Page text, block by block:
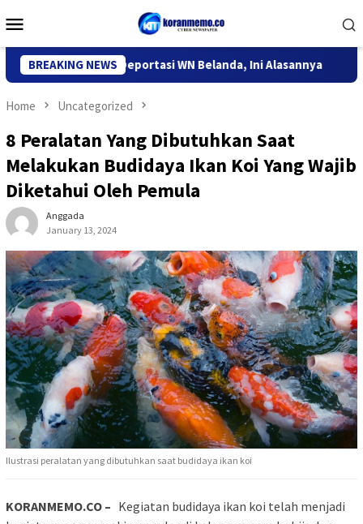
to
Menu
BREAKING NEWS
Kediri Deportasi WN Belanda, Ini Alasannya 9 Desa
Home Uncategorized
8 Peralatan Yang Dibutuhkan Saat
Melakukan Budidaya Ikan Koi Yang Wajib
Diketahui Oleh Pemula
Anggada
January 13, 2024
Ilustrasi peralatan yang dibutuhkan saat budidaya ikan koi
KORANMEMO.CO – Kegiatan budidaya ikan koi telah menjadi